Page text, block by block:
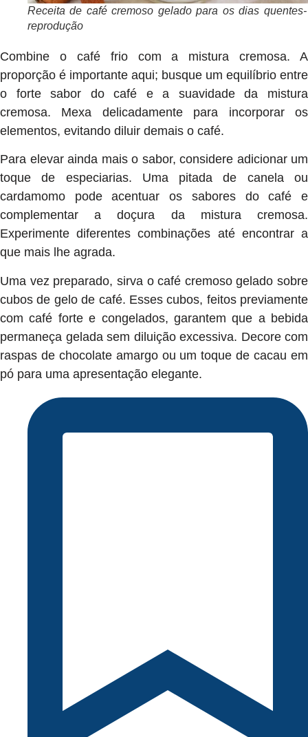
Receita de café cremoso gelado para os dias
reprodução
Combine o café frio com a mistura cremosa. A
proporção é importante aqui; busque um equilíbrio entre
o forte sabor do café e a suavidade da mistura
cremosa. Mexa delicadamente para incorporar os
elementos, evitando diluir demais o café.
Para elevar ainda mais o sabor, considere adicionar um
toque de especiarias. Uma pitada de canela ou
cardamomo pode acentuar os sabores do café e
complementar a doçura da mistura cremosa.
Experimente diferentes combinações até encontrar a
que mais lhe agrada.
Uma vez preparado, sirva o café cremoso gelado sobre
cubos de gelo de café. Esses cubos, feitos previamente
com café forte e congelados, garantem que a bebida
permaneça gelada sem diluição excessiva. Decore com
raspas de chocolate amargo ou um toque de cacau em
pó para uma apresentação elegante.